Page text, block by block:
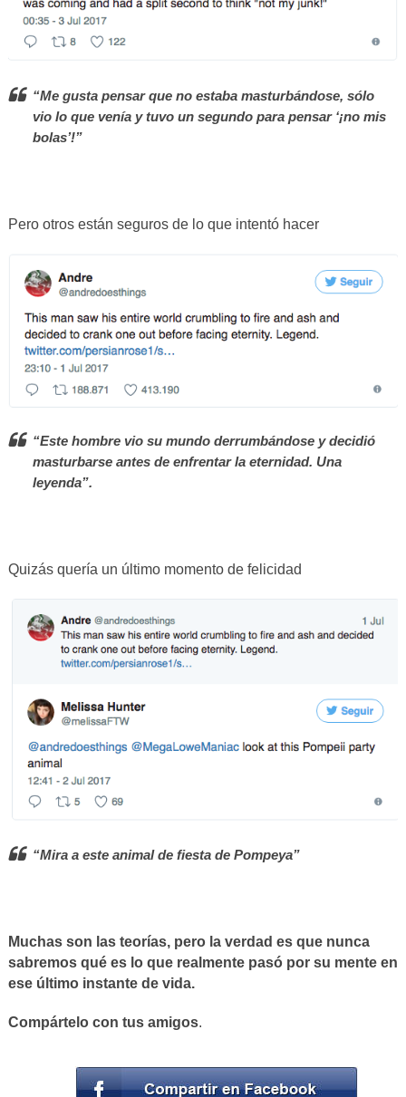
“Me gusta pensar que no estaba masturbándose, sólo
vio lo que venía y tuvo un segundo para pensar ‘¡no mis
bolas’!”
Pero otros están seguros de lo que intentó hacer
“Este hombre vio su mundo derrumbándose y decidió
masturbarse antes de enfrentar la eternidad. Una
leyenda”.
Quizás quería un último momento de felicidad
“Mira a este animal de fiesta de Pompeya”
Muchas son las teorías, pero la verdad es que nunca
sabremos qué es lo que realmente pasó por su mente en
ese último instante de vida.
Compártelo con tus amigos.